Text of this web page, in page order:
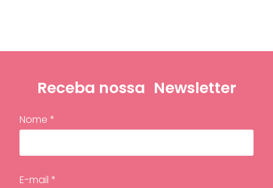
Receba nossa Newsletter
Nome *
E-mail *